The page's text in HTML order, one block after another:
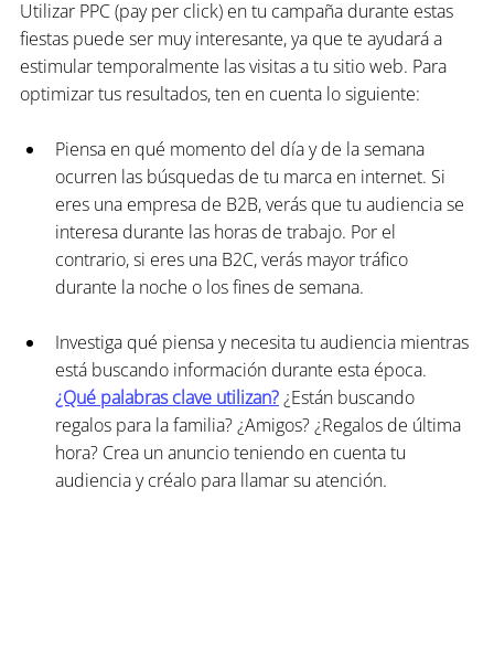
Utilizar PPC (pay per click) en tu campaña durante estas
fiestas puede ser muy interesante, ya que te ayudará a
estimular temporalmente las visitas a tu sitio web. Para
optimizar tus resultados, ten en cuenta lo siguiente:
Piensa en qué momento del día y de la semana
ocurren las búsquedas de tu marca en internet. Si
eres una empresa de B2B, verás que tu audiencia se
interesa durante las horas de trabajo. Por el
contrario, si eres una B2C, verás mayor tráfico
durante la noche o los fines de semana.
Investiga qué piensa y necesita tu audiencia mientras
está buscando información durante esta época.
¿Qué palabras clave utilizan? ¿Están buscando
regalos para la familia? ¿Amigos? ¿Regalos de última
hora? Crea un anuncio teniendo en cuenta tu
audiencia y créalo para llamar su atención.